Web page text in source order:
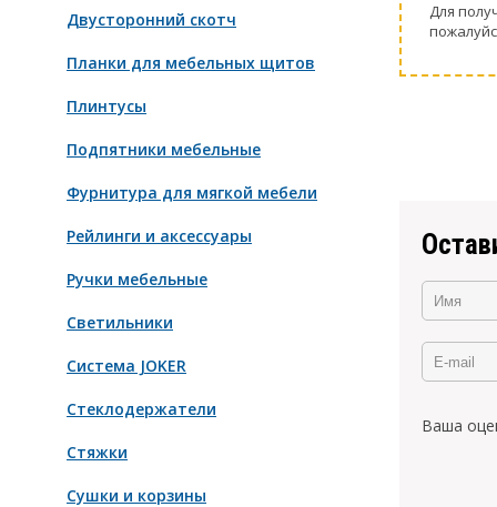
Двусторонний скотч
Планки для мебельных щитов
Плинтусы
Подпятники мебельные
Фурнитура для мягкой мебели
Рейлинги и аксессуары
Ручки мебельные
Светильники
Система JOKER
Стеклодержатели
Стяжки
Сушки и корзины
Для
Ваша